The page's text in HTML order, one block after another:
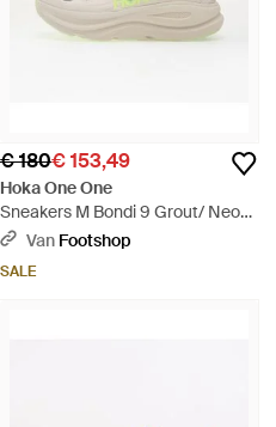
€ 180€ 153,49
Hoka One One
Sneakers M Bondi 9 Grout/ Neon
Yuzu Eur - Wit
Van Footshop
SALE